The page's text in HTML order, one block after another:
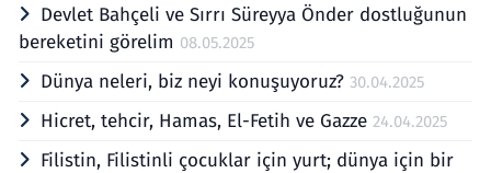
Devlet Bahçeli ve Sırrı Süreyya Önder dostluğunun
bereketini görelim 08.05.2025
Dünya neleri, biz neyi konuşuyoruz? 30.04.2025
Hicret, tehcir, Hamas, El-Fetih ve Gazze 24.04.2025
Filistin, Filistinli çocuklar için yurt; dünya için bir